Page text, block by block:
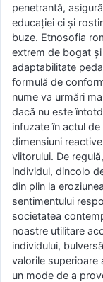
penetrantă,
educației ci și
buze. Etnosofia
extrem de bogat
adaptabilitate
formulă de
nume va urmări
dacă nu este
infuzate în actul
dimensiuni
viitorului. De
individul, dincolo
din plin la
sentimentului
societatea
noastre utilitare
individului,
valorile superioare
un mode de a